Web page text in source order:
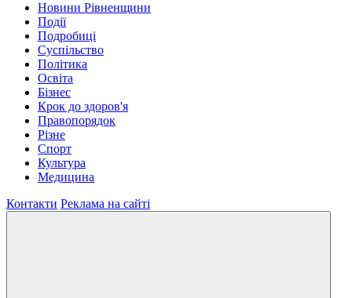
Новини Рівненщини
Події
Подробиці
Суспільство
Політика
Освіта
Бізнес
Крок до здоров'я
Правопорядок
Різне
Спорт
Культура
Медицина
Контакти Реклама на сайті